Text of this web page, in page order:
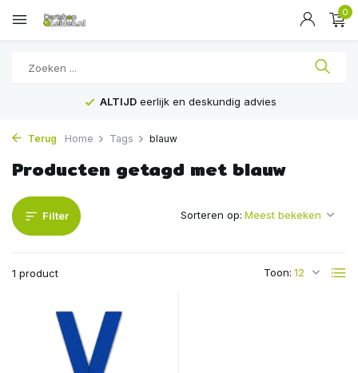
0
ALTIJD eerlijk en deskundig advies
Terug Home Tags blauw
Producten getagd met blauw
Filter
1 product Toon:
Sorteren op: